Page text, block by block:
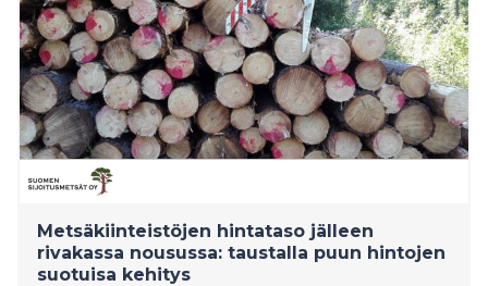
Metsäkiinteistöjen hintataso jälleen
rivakassa nousussa: taustalla puun hintojen
suotuisa kehitys